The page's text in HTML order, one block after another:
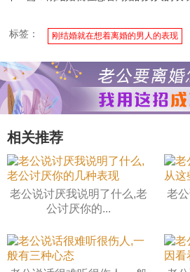
标签： 刚结婚就在想着离婚的男人的表现
相关推荐
老公说讨厌我说明了什么,老
公讨厌你的...
老